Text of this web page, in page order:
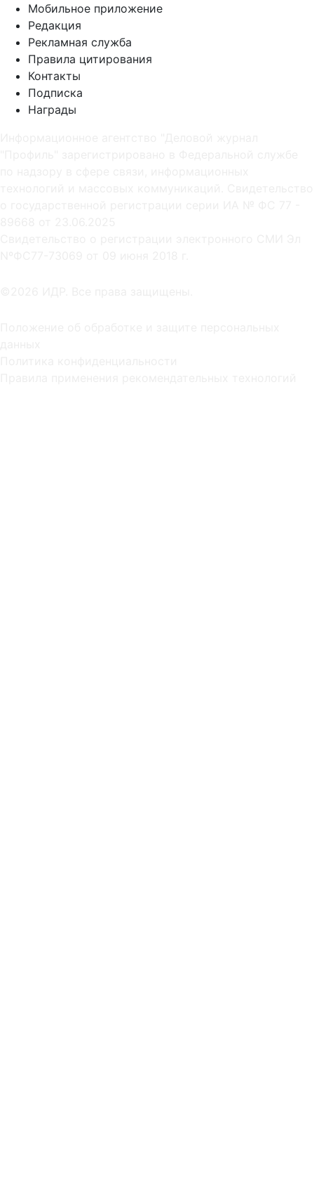
Мобильное приложение
Редакция
Рекламная служба
Правила цитирования
Контакты
Подписка
Награды